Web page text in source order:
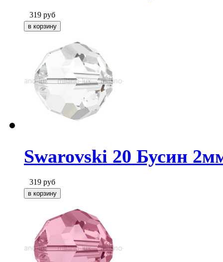
319 руб
Swarovski 20 Бусин
319 руб